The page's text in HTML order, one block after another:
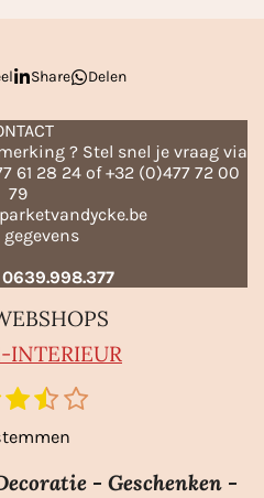
Share Delen
? Stel snel je vraag via
61 28 24 of +32 (0)477 72 00
79
gegevens
0639.998.377
INTERIEUR
3
s
t
e
4
t
e
5
t
e
S
m
- Geschenken -